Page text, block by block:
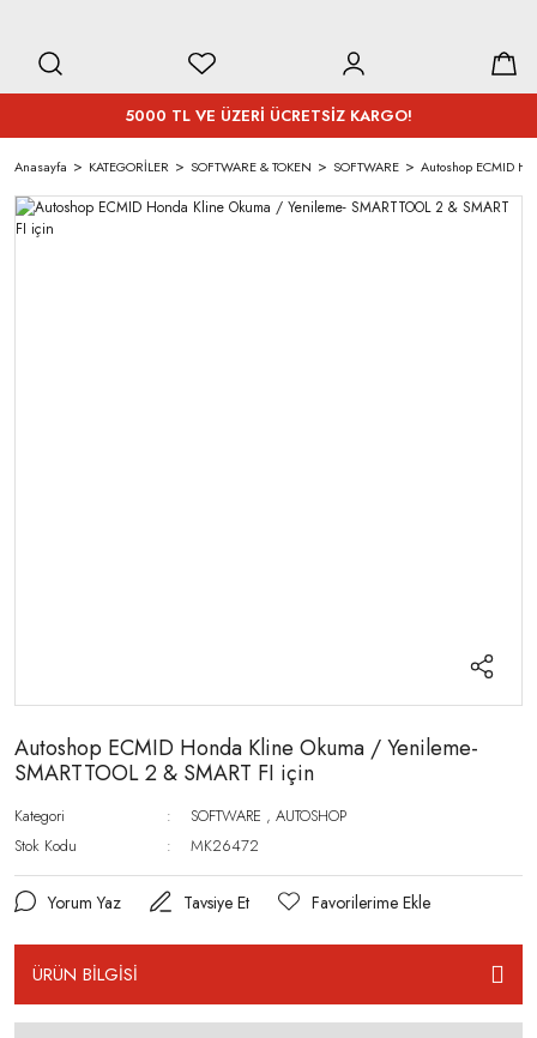
5000 TL VE ÜZERİ ÜCRETSİZ KARGO!
Anasayfa KATEGORİLER SOFTWARE & TOKEN SOFTWARE Autoshop ECMID
Autoshop ECMID Honda Kline Okuma / Yenileme-
SMARTTOOL 2 & SMART FI için
Kategori SOFTWARE ,AUTOSHOP
Stok Kodu
MK26472
Yorum Yaz Tavsiye Et
ÜRÜN BİLGİSİ